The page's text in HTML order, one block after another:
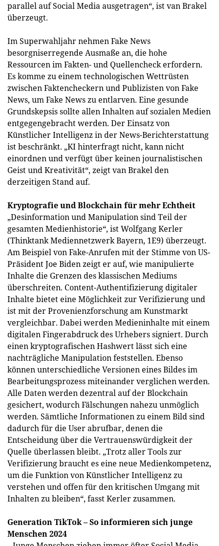
parallel auf Social Media ausgetragen“, ist van Brakel
überzeugt.
Im Superwahljahr nehmen Fake News
besorgniserregende Ausmaße an, die hohe
Ressourcen im Fakten- und Quellencheck erfordern.
Es komme zu einem technologischen Wettrüsten
zwischen Faktencheckern und Publizisten von Fake
News, um Fake News zu entlarven. Eine gesunde
Grundskepsis sollte allen Inhalten auf sozialen Medien
entgegengebracht werden. Der Einsatz von
Künstlicher Intelligenz in der News-Berichterstattung
ist beschränkt. „KI hinterfragt nicht, kann nicht
einordnen und verfügt über keinen journalistischen
Geist und Kreativität“, zeigt van Brakel den
derzeitigen Stand auf.
Kryptografie und Blockchain für mehr Echtheit
„Desinformation und Manipulation sind Teil der
gesamten Medienhistorie“, ist Wolfgang Kerler
(Thinktank Mediennetzwerk Bayern, 1E9) überzeugt.
Am Beispiel von Fake-Anrufen mit der Stimme von US-
Präsident Joe Biden zeigt er auf, wie manipulierte
Inhalte die Grenzen des klassischen Mediums
überschreiten. Content-Authentifizierung digitaler
Inhalte bietet eine Möglichkeit zur Verifizierung und
ist mit der Provenienzforschung am Kunstmarkt
vergleichbar. Dabei werden Medieninhalte mit einem
digitalen Fingerabdruck des Urhebers signiert. Durch
einen kryptografischen Hashwert lässt sich eine
nachträgliche Manipulation feststellen. Ebenso
können unterschiedliche Versionen eines Bildes im
Bearbeitungsprozess miteinander verglichen werden.
Alle Daten werden dezentral auf der Blockchain
gesichert, wodurch Fälschungen nahezu unmöglich
werden. Sämtliche Informationen zu einem Bild sind
dadurch für die User abrufbar, denen die
Entscheidung über die Vertrauenswürdigkeit der
Quelle überlassen bleibt. „Trotz aller Tools zur
Verifizierung braucht es eine neue Medienkompetenz,
um die Funktion von Künstlicher Intelligenz zu
verstehen und offen für den kritischen Umgang mit
Inhalten zu bleiben“, fasst Kerler zusammen.
Generation TikTok – So informieren sich junge
Menschen 2024